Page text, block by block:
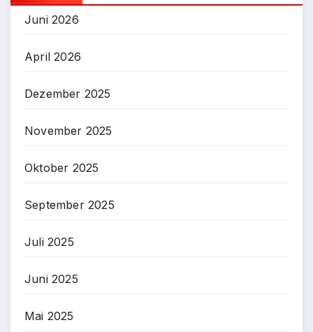
Juni 2026
April 2026
Dezember 2025
November 2025
Oktober 2025
September 2025
Juli 2025
Juni 2025
Mai 2025